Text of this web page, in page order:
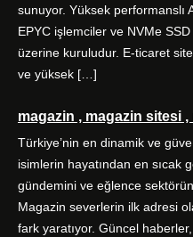
sunuyor. Yüksek performanslı
EPYC işlemciler ve NVMe
üzerine kuruludur. E-ticaret
ve yüksek […]
magazin , magazin sitesi
Türkiye’nin en dinamik ve
isimlerin hayatından en sıcak
gündemini ve eğlence
Magazin severlerin ilk adresi
fark yaratıyor. Güncel